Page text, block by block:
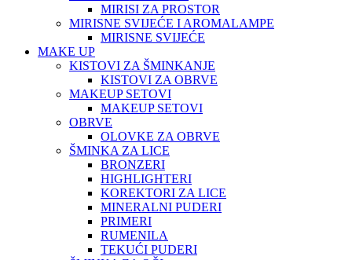
MIRISI ZA PROSTOR
MIRISNE SVIJEĆE I AROMALAMPE
MIRISNE SVIJEĆE
MAKE UP
KISTOVI ZA ŠMINKANJE
KISTOVI ZA OBRVE
MAKEUP SETOVI
MAKEUP SETOVI
OBRVE
OLOVKE ZA OBRVE
ŠMINKA ZA LICE
BRONZERI
HIGHLIGHTERI
KOREKTORI ZA LICE
MINERALNI PUDERI
PRIMERI
RUMENILA
TEKUĆI PUDERI